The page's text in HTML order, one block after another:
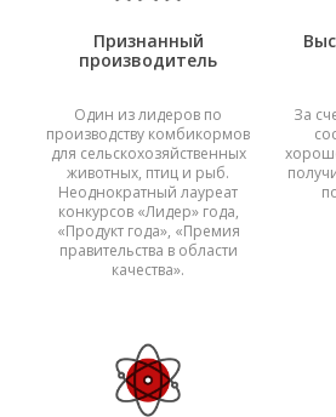
Признанный
производитель
Один из лидеров по
производству комбикормов
для сельскохозяйственных
животных, птиц и рыб.
Неоднократный лауреат
конкурсов «Лидер» года,
«Продукт года», «Премия
правительства в области
качества».
За